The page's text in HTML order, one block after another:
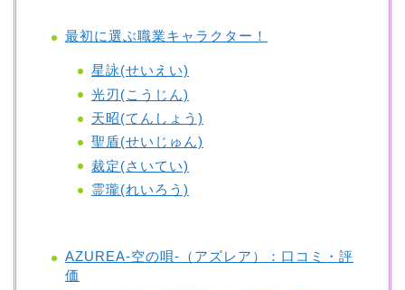
最初に選ぶ職業キャラクター！
星詠(せいえい)
光刃(こうじん)
天昭(てんしょう)
聖盾(せいじゅん)
裁定(さいてい)
霊瓏(れいろう)
AZUREA-空の唄-（アズレア）：口コミ・評
価